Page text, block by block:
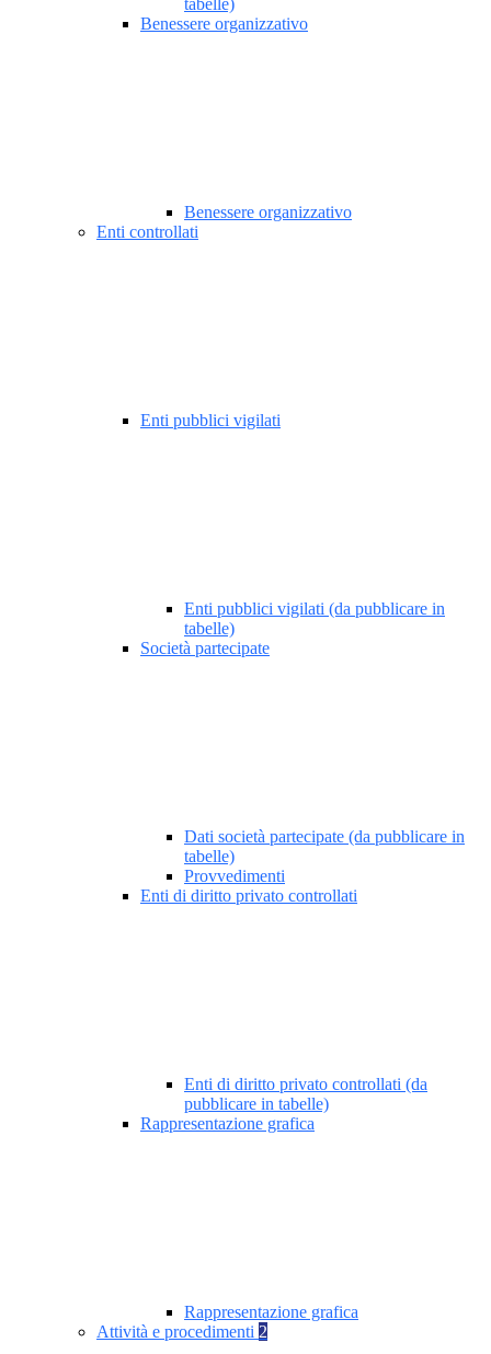
tabelle)
Benessere organizzativo
Benessere organizzativo
Enti controllati
Enti pubblici vigilati
Enti pubblici vigilati (da pubblicare in
tabelle)
Società partecipate
Dati società partecipate (da pubblicare in
tabelle)
Provvedimenti
Enti di diritto privato controllati
Enti di diritto privato controllati (da
pubblicare in tabelle)
Rappresentazione grafica
Rappresentazione grafica
Attività e procedimenti 2